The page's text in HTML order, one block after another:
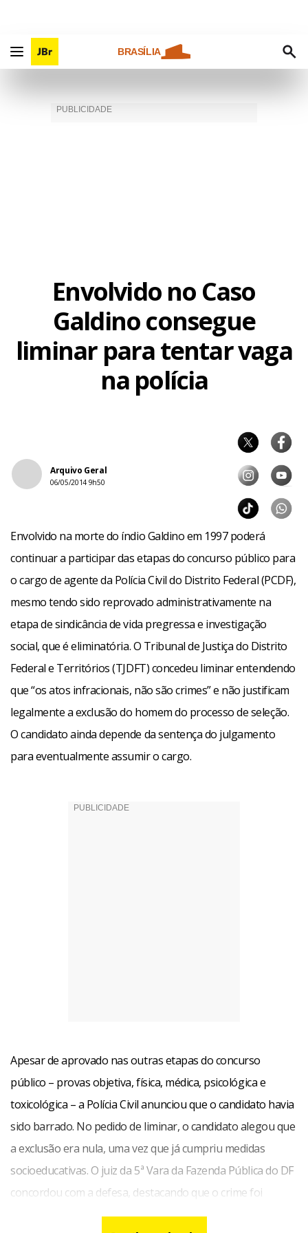
BRASÍLIA
Envolvido no Caso
Galdino consegue
liminar para tentar vaga
na polícia
Arquivo Geral
06/05/2014 9h50
Envolvido na morte do índio Galdino em 1997 poderá
continuar a participar das etapas do concurso público para
o cargo de agente da Polícia Civil do Distrito Federal (PCDF),
mesmo tendo sido reprovado administrativamente na
etapa de sindicância de vida pregressa e investigação
social, que é eliminatória. O Tribunal de Justiça do Distrito
Federal e Territórios (TJDFT) concedeu liminar entendendo
que “os atos infracionais, não são crimes” e não justificam
legalmente a exclusão do homem do processo de seleção.
O candidato ainda depende da sentença do julgamento
para eventualmente assumir o cargo.
Apesar de aprovado nas outras etapas do concurso
público – provas objetiva, física, médica, psicológica e
toxicológica – a Polícia Civil anunciou que o candidato havia
sido barrado. No pedido de liminar, o candidato alegou que
a exclusão era nula, uma vez que já cumpriu medidas
socioeducativas. O juiz da 5ª Vara da Fazenda Pública do DF
concordou com a defesa, destacando que o crime foi
cometido quando o homem tinha 17 anos. Na época, o